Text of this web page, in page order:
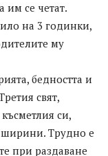
им се четат.
на 3 годинки,
му
бедността и
свят,
си,
ширини. Трудно е
при раздаване